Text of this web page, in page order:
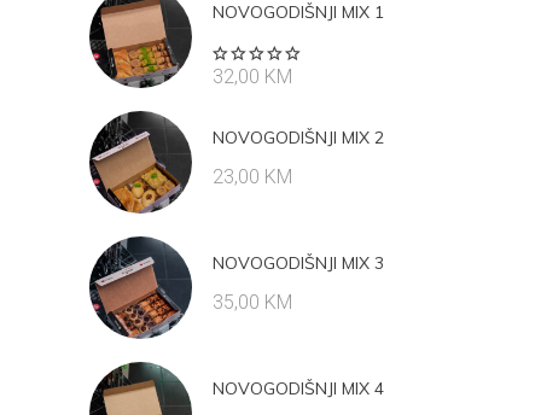
NOVOGODIŠNJI MIX 1
5.00out
32,00 KM
NOVOGODIŠNJI MIX 2
23,00 KM
NOVOGODIŠNJI MIX 3
35,00 KM
NOVOGODIŠNJI MIX 4